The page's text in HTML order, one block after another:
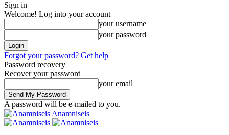
Sign in
Welcome! Log into your account
your username
your password
Forgot your password? Get help
Password recovery
Recover your password
your email
A password will be e-mailed to you.
Anamniseis